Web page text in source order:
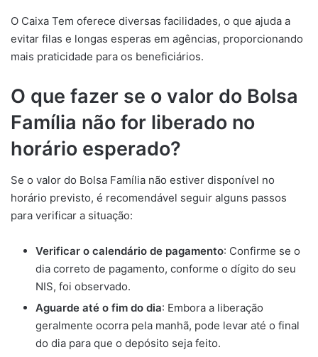
O Caixa Tem oferece diversas facilidades, o que ajuda a
evitar filas e longas esperas em agências, proporcionando
mais praticidade para os beneficiários.
O que fazer se o valor do Bolsa
Família não for liberado no
horário esperado?
Se o valor do Bolsa Família não estiver disponível no
horário previsto, é recomendável seguir alguns passos
para verificar a situação:
Verificar o calendário de pagamento: Confirme se o
dia correto de pagamento, conforme o dígito do seu
NIS, foi observado.
Aguarde até o fim do dia: Embora a liberação
geralmente ocorra pela manhã, pode levar até o final
do dia para que o depósito seja feito.